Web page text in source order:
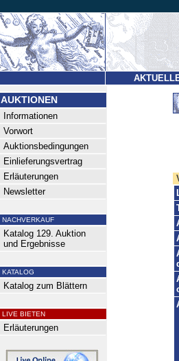
AUKTIONEN
Informationen
Vorwort
Auktionsbedingungen
Einlieferungsvertrag
Erläuterungen
Newsletter
NACHVERKAUF
Katalog 129. Auktion
und Ergebnisse
KATALOG
Katalog zum Blättern
LIVE BIETEN
Erläuterungen